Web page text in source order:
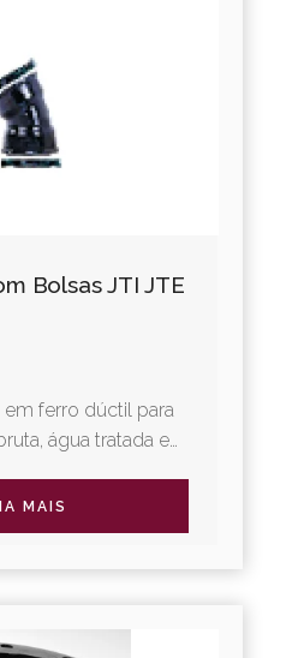
Bolsas JTI JTE
ferro dúctil para
água tratada e
MAIS